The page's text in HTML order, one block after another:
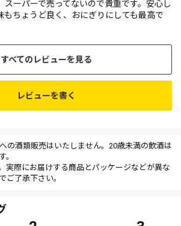
スーパーで売ってないので貴重です。安心し
もちょうど良く、おにぎりにしても最高で
すべてのレビューを見る
レビューを書く
の酒類販売はいたしません。20歳未満の飲酒は
。
実際にお届けする商品とパッケージなどが異な
ご了承下さい。